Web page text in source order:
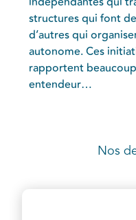
structures qui font
d’autres qui
autonome. Ces
rapportent
entendeur…
Nos